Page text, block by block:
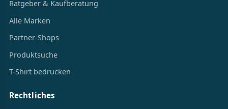
Ratgeber & Kaufberatung
Alle Marken
Partner-Shops
Produktsuche
T-Shirt bedrucken
Rechtliches